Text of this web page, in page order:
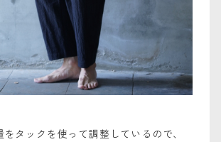
をタックを使って調整しているので、